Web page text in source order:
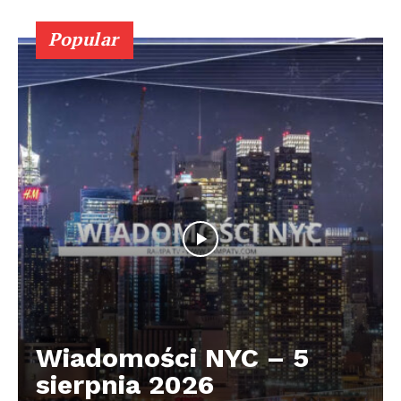
Popular
Wiadomości NYC – 5
sierpnia 2026